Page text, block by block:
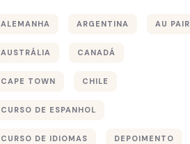
ALEMANHA ARGENTINA AU PAIR
AUSTRÁLIA CANADÁ
CAPE TOWN CHILE
CURSO DE ESPANHOL
CURSO DE IDIOMAS DEPOIMENTO